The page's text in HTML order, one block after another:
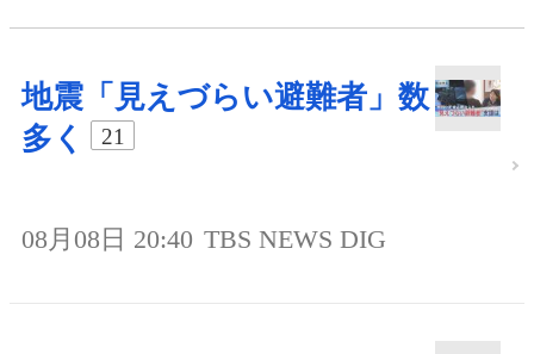
地震「見えづらい避難者」数
多く
21
08月08日 20:40 TBS NEWS DIG